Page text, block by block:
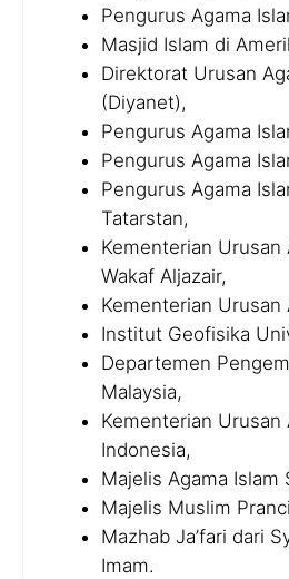
Pengurus Agama
Masjid Islam di
Direktorat Urusan
(Diyanet),
Pengurus Agama
Pengurus Agama
Pengurus Agama
Tatarstan,
Kementerian Urusan
Wakaf Aljazair,
Kementerian Urusan
Institut Geofisika
Departemen
Malaysia,
Kementerian Urusan
Indonesia,
Majelis Agama Islam
Majelis Muslim
Mazhab Ja’fari dari
Imam.